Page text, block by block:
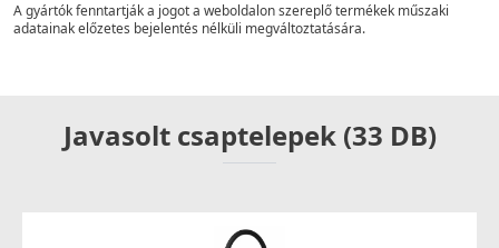
A gyártók fenntartják a jogot a weboldalon szereplő termékek műszaki
adatainak előzetes bejelentés nélküli megváltoztatására.
Javasolt csaptelepek (33 DB)